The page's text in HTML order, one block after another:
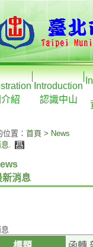
紹
Introduction
認識中山
位置： 首頁 > News
.
新消息